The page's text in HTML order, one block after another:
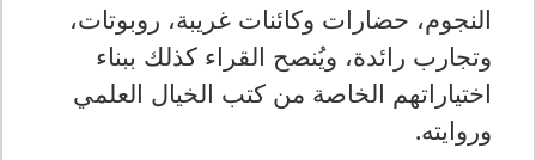
النجوم، حضارات وكائنات غريبة، روبوتات،
وتجارب رائدة، ويُنصح القراء كذلك ببناء
اختياراتهم الخاصة من كتب الخيال العلمي
وروايته.